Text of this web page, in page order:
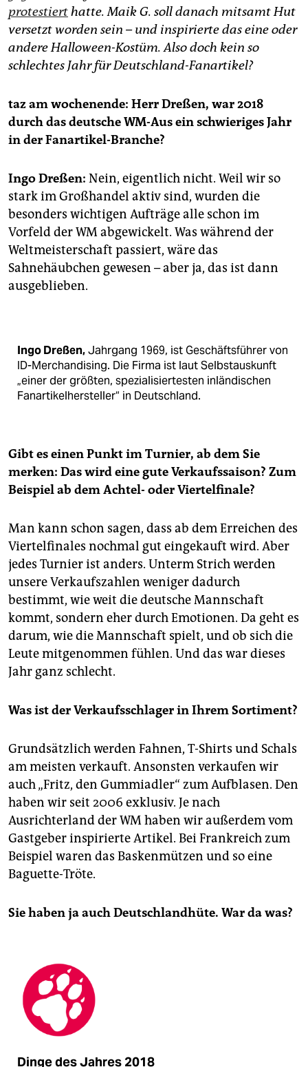
protestierthatte. Maik G. soll danach mitsamt Hut
versetzt worden sein – und inspirierte das eine oder
andere Halloween-Kostüm. Also doch kein so
schlechtes Jahr für Deutschland-Fanartikel?
taz am wochenende: Herr Dreßen, war 2018
durch das deutsche WM-Aus ein schwieriges Jahr
in der Fanartikel-Branche?
Ingo Dreßen: Nein, eigentlich nicht. Weil wir so
stark im Großhandel aktiv sind, wurden die
besonders wichtigen Aufträge alle schon im
Vorfeld der WM abgewickelt. Was während der
Weltmeisterschaft passiert, wäre das
Sahnehäubchen gewesen – aber ja, das ist dann
ausgeblieben.
Ingo Dreßen,Jahrgang 1969, ist Geschäftsführer von
ID-Merchandising. Die Firma ist laut Selbstauskunft
„einer der größten, spezialisiertesten inländischen
Fanartikelhersteller“ in Deutschland.
Gibt es einen Punkt im Turnier, ab dem Sie
merken: Das wird eine gute Verkaufssaison? Zum
Beispiel ab dem Achtel- oder Viertelfinale?
Man kann schon sagen, dass ab dem Erreichen des
Viertelfinales nochmal gut eingekauft wird. Aber
jedes Turnier ist anders. Unterm Strich werden
unsere Verkaufszahlen weniger dadurch
bestimmt, wie weit die deutsche Mannschaft
kommt, sondern eher durch Emotionen. Da geht es
darum, wie die Mannschaft spielt, und ob sich die
Leute mitgenommen fühlen. Und das war dieses
Jahr ganz schlecht.
Was ist der Verkaufsschlager in Ihrem Sortiment?
Grundsätzlich werden Fahnen, T-Shirts und Schals
am meisten verkauft. Ansonsten verkaufen wir
auch „Fritz, den Gummiadler“ zum Aufblasen. Den
haben wir seit 2006 exklusiv. Je nach
Ausrichterland der WM haben wir außerdem vom
Gastgeber inspirierte Artikel. Bei Frankreich zum
Beispiel waren das Baskenmützen und so eine
Baguette-Tröte.
Sie haben ja auch Deutschlandhüte. War da was?
Dinge des Jahres 2018